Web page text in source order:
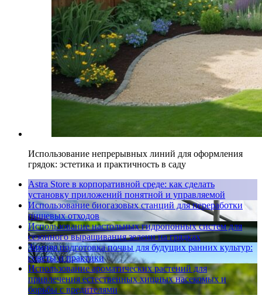
Использование непрерывных линий для оформления
грядок: эстетика и практичность в саду
Astra Store в корпоративной среде: как сделать
установку приложений понятной и управляемой
Использование биогазовых станций для переработки
пищевых отходов
Использование настольных гидропонных систем для
сезонного выращивания зелени на грядках
Зимняя подготовка почвы для будущих ранних культур:
советы и практики
Использование ароматических растений для
привлечения естественных хищных насекомых и
борьбы с вредителями